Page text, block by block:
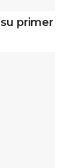
primer